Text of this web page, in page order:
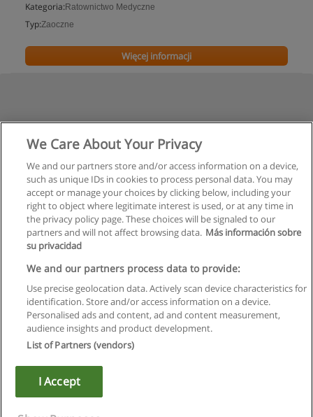
Kategoria: Ratownictwo Medyczne
Typ:Zaoczne
Więcej informacji
Regulamin
Polityka ochrony danych osobowych
Copyright © Educaedu Business S.L. - CIF : B-95610580: -
We Care About Your Privacy
We and our partners store and/or access information on a device,
such as unique IDs in cookies to process personal data. You may
accept or manage your choices by clicking below, including your
right to object where legitimate interest is used, or at any time in
the privacy policy page. These choices will be signaled to our
partners and will not affect browsing data. Más información sobre
su privacidad
We and our partners process data to provide:
Use precise geolocation data. Actively scan device characteristics for
identification. Store and/or access information on a device.
Personalised ads and content, ad and content measurement,
audience insights and product development.
List of Partners (vendors)
I Accept